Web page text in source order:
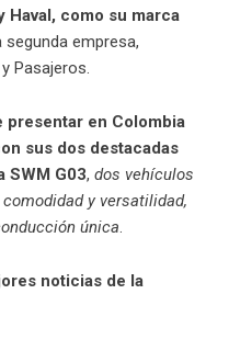
Haval, como su marca
segunda empresa,
Pasajeros.
presentar en Colombia
sus dos destacadas
SWM G03, dos vehículos
y versatilidad,
única
noticias de la